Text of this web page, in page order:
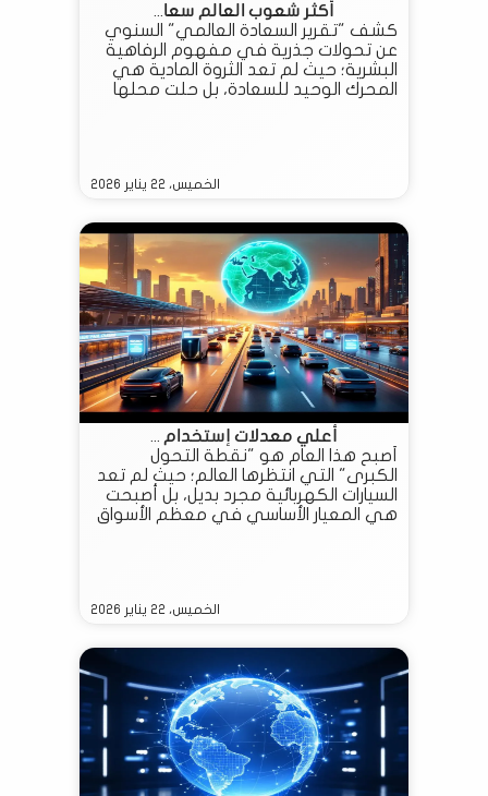
أكثر شعوب العالم سعا...
كشف "تقرير السعادة العالمي" السنوي
عن تحولات جذرية في مفهوم الرفاهية
البشرية؛ حيث لم تعد الثروة المادية هي
المحرك الوحيد للسعادة، بل حلت محلها
الخميس، ٢٢ يناير ٢٠٢٦
أعلي معدلات إستخدام ...
أصبح هذا العام هو "نقطة التحول
الكبرى" التي انتظرها العالم؛ حيث لم تعد
السيارات الكهربائية مجرد بديل، بل أصبحت
هي المعيار الأساسي في معظم الأسواق
الخميس، ٢٢ يناير ٢٠٢٦